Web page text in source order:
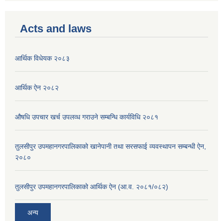
Acts and laws
आर्थिक विधेयक २०८३
आर्थिक ऐन २०८२
औषधि उपचार खर्च उपलव्ध गराउने सम्बन्धि कार्यविधि २०८१
तुलसीपुर उपमहानगरपालिकाको खानेपानी तथा सरसफाई व्यवस्थापन सम्बन्धी ऐन,
२०८०
तुलसीपुर उपमहानगरपालिकाको आर्थिक ऐन (आ.व. २०८१/०८२)
अन्य